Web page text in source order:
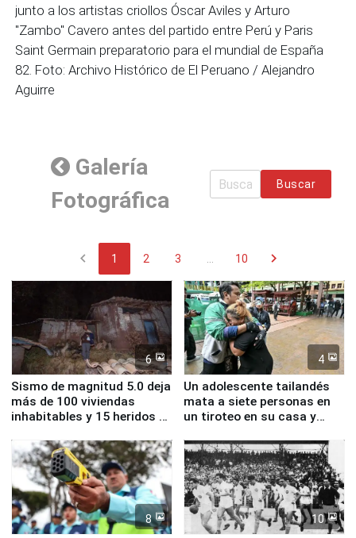
junto a los artistas criollos Óscar Aviles y Arturo
"Zambo" Cavero antes del partido entre Perú y Paris
Saint Germain preparatorio para el mundial de España
82. Foto: Archivo Histórico de El Peruano / Alejandro
Aguirre
Galería
Fotográfica
Buscar
chevron_left 1 2 3 ... 10 chevron_right
6
Sismo de magnitud 5.0 deja
más de 100 viviendas
inhabitables y 15 heridos en
4
Un adolescente tailandés
mata a siete personas en
un tiroteo en su casa y
8 10